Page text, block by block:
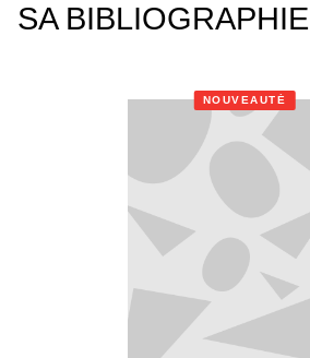
SA BIBLIOGRAPHIE
NOUVEAUTÉ